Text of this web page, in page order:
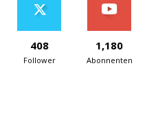
408
Follower
1,180
Abonnenten